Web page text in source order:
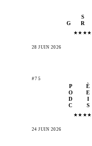
S
G
R
★★ ★★
28 JUIN 2026
#75
P È
O
E
D
I
C
S
★★ ★★
24 JUIN 2026